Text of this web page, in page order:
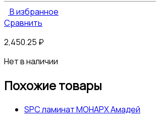
В избранное
Сравнить
2,450.25 ₽
Нет в наличии
Похожие товары
SPC ламинат МОНАРХ Амадей